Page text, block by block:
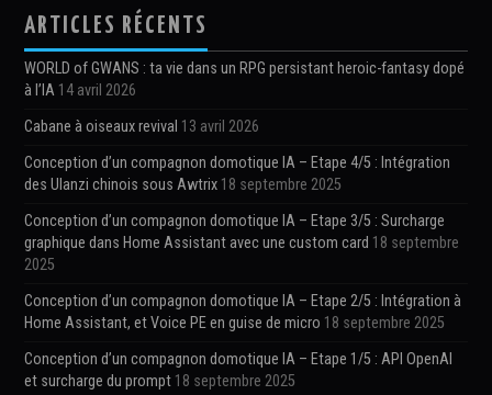
ARTICLES RÉCENTS
WORLD of GWANS : ta vie dans un RPG persistant heroic-fantasy dopé
à l’IA 14 avril 2026
Cabane à oiseaux revival 13 avril 2026
Conception d’un compagnon domotique IA – Etape 4/5 : Intégration
des Ulanzi chinois sous Awtrix 18 septembre 2025
Conception d’un compagnon domotique IA – Etape 3/5 : Surcharge
graphique dans Home Assistant avec une custom card 18 septembre
2025
Conception d’un compagnon domotique IA – Etape 2/5 : Intégration à
Home Assistant, et Voice PE en guise de micro 18 septembre 2025
Conception d’un compagnon domotique IA – Etape 1/5 : API OpenAI
et surcharge du prompt 18 septembre 2025